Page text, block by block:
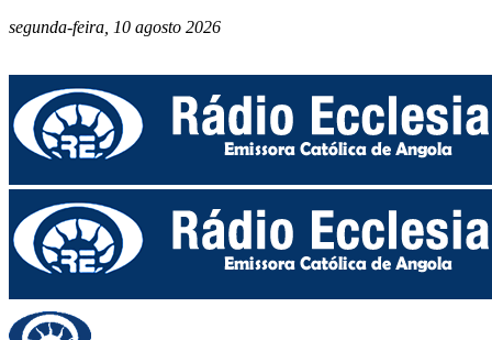
segunda-feira, 10 agosto 2026